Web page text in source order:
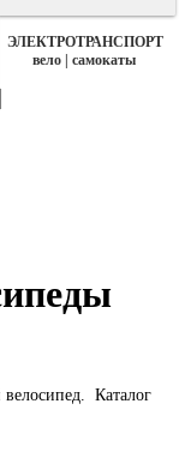
ЭЛЕКТРОТРАНСПОРТ
вело | самокаты
Каталог